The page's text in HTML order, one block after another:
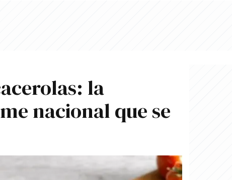
la
nacional que se